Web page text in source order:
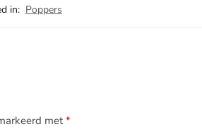
in: Poppers
met*